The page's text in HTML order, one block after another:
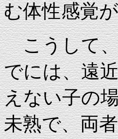
む体性感覚
こうして、
でには、遠
えない子の
未熟で、両